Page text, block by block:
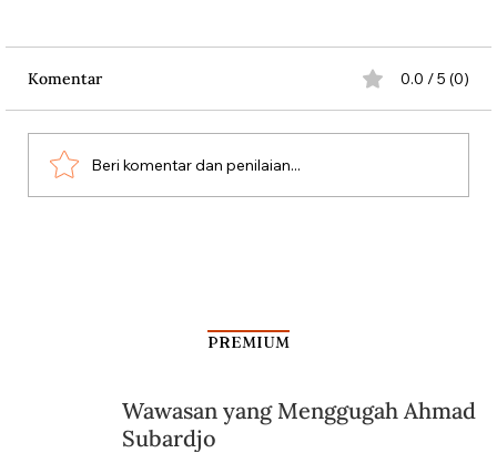
Persatuan Perjuangan
Komentar 0.0 / 5 (0)
Beri komentar dan penilaian...
PREMIUM
Wawasan yang Menggugah Ahmad
Subardjo